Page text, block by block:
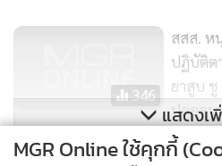
346
สสส. ห
ปฏิบัติต
ยาสูบ
ปลอดบุ
ชุมชน
แสดงเ
MGR Online ใช้คุกกี้